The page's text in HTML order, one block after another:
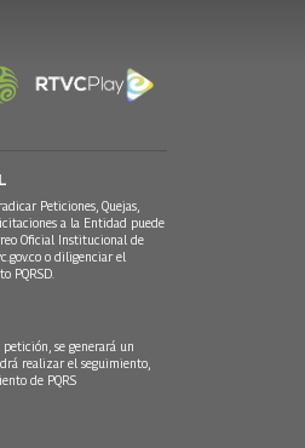
Peticiones, Quejas,
a la Entidad puede
Oficial Institucional de
o diligenciar el
PQRSD.
se generará un
realizar el seguimiento,
de PQRS